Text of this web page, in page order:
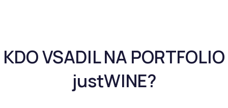
a
c
p